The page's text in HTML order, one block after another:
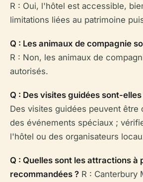
R : Oui, l'hôtel est accessible,
limitations liées au patrimoine
Q : Les animaux de compagnie
R : Non, les animaux de
autorisés.
Q : Des visites guidées sont-
Des visites guidées peuvent être
des événements spéciaux ;
l'hôtel ou des organisateurs
Q : Quelles sont les attractions à
recommandées ? R : Canterbury